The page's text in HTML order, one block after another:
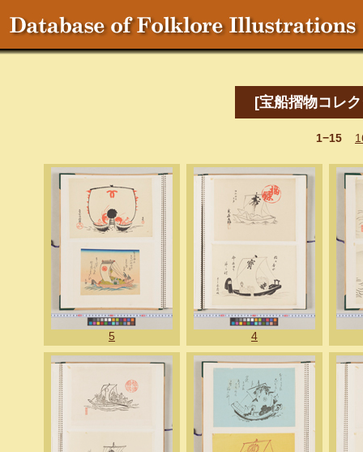
[宝船摺物コレ
1−15
5 4